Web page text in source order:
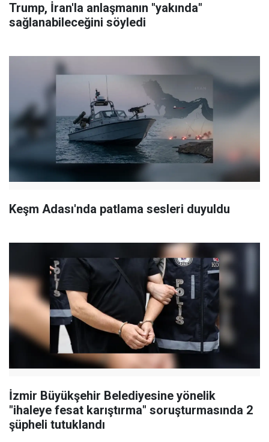
Trump, İran'la anlaşmanın "yakında"
sağlanabileceğini söyledi
Keşm Adası'nda patlama sesleri duyuldu
İzmir Büyükşehir Belediyesine yönelik
"ihaleye fesat karıştırma" soruşturmasında 2
şüpheli tutuklandı